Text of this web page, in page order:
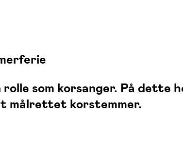
som korsanger. På
målrettet korstemmer.